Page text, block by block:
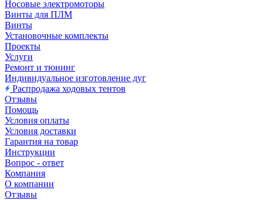
Носовые электромоторы
Винты для ПЛМ
Винты
Установочные комплекты
Проекты
Услуги
Ремонт и тюнинг
Индивидуальное изготовление дуг
Распродажа ходовых тентов
Отзывы
Помощь
Условия оплаты
Условия доставки
Гарантия на товар
Инструкции
Вопрос - ответ
Компания
О компании
Отзывы